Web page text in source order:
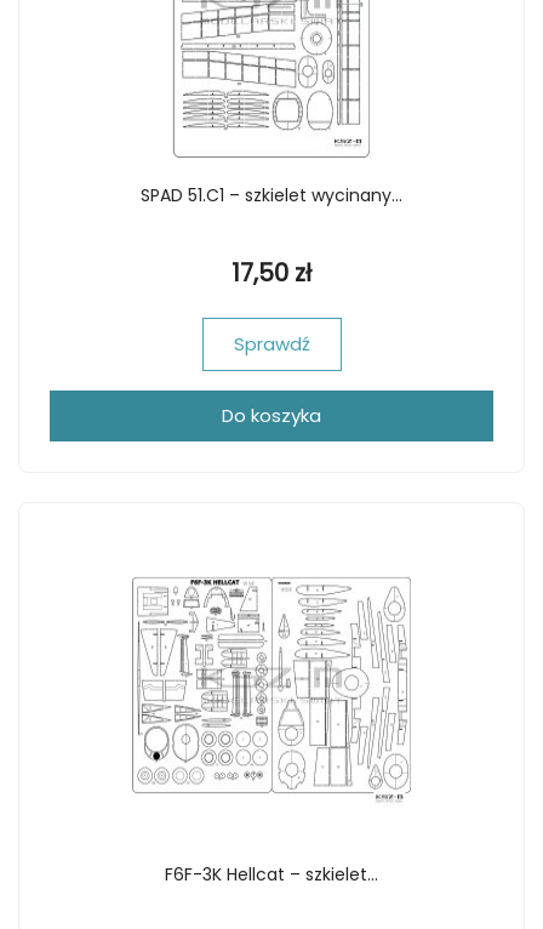
SPAD 51.C1 – szkielet wycinany...
17,50 zł
Sprawdź
Do koszyka
F6F-3K Hellcat – szkielet...